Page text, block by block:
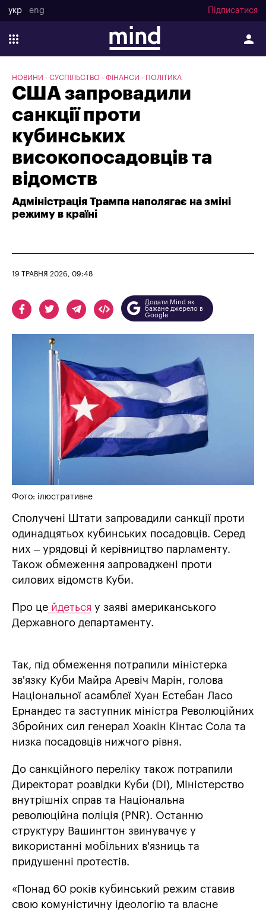
укр eng Підписатися
НОВИНИ СУСПІЛЬСТВО ФІНАНСИ ПОЛІТИКА
США запровадили
санкції проти
кубинських
високопосадовців та
відомств
Адміністрація Трампа наполягає на зміні
режиму в країні
19 ТРАВНЯ 2026, 09:48
Додати Mind як
бажане джерело в
Google
Фото: ілюстративне
Сполучені Штати запровадили санкції проти
одинадцятьох кубинських посадовців. Серед
них – урядовці й керівництво парламенту.
Також обмеження запроваджені проти
силових відомств Куби.
Про це йдеться у заяві американського
Державного департаменту.
Так, під обмеження потрапили міністерка
зв'язку Куби Майра Аревіч Марін, голова
Національної асамблеї Хуан Естебан Ласо
Ернандес та заступник міністра Революційних
Збройних сил генерал Хоакін Кінтас Сола та
низка посадовців нижчого рівня.
До санкційного переліку також потрапили
Директорат розвідки Куби (DI), Міністерство
внутрішніх справ та Національна
революційна поліція (PNR). Останню
структуру Вашингтон звинувачує у
використанні мобільних в'язниць та
придушенні протестів.
«Понад 60 років кубинський режим ставив
свою комуністичну ідеологію та власне